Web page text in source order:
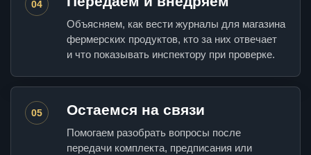
04
Объясняем, как вести журналы для магазина
фермерских продуктов, кто за них отвечает
и что показывать инспектору при проверке.
05 Остаемся на связи
Помогаем разобрать вопросы после
передачи комплекта, предписания или